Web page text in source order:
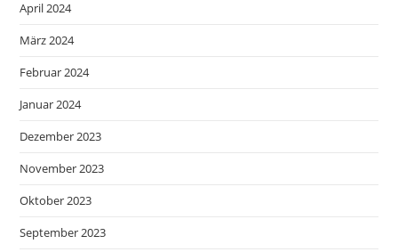
April 2024
März 2024
Februar 2024
Januar 2024
Dezember 2023
November 2023
Oktober 2023
September 2023